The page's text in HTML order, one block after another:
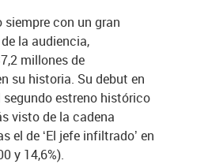
con un gran
la audiencia,
millones de
su historia. Su debut en
estreno histórico
visto de la cadena
el de ‘El jefe infiltrado’ en
y 14,6%).